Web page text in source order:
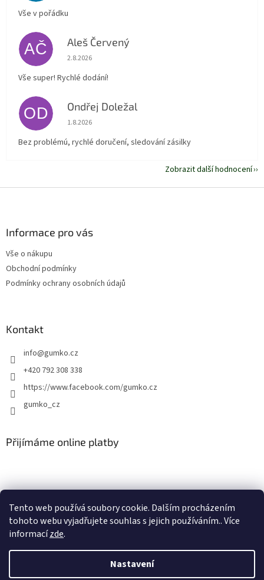
Tento web používá soubory cookie. Dalším procházením
tohoto webu vyjadřujete souhlas s jejich používáním.. Více
informacízde.
Nastavení
Vše v pořádku
AČ Aleš Červený
Hodnocení obchodu je 5 z 5 hvězdiček.
2.8.2026
Vše super! Rychlé dodání!
OD Ondřej Doležal
Hodnocení obchodu je 5 z 5 hvězdiček.
1.8.2026
Bez problémú, rychlé doručení, sledování zásilky
Zobrazit další hodnocení
Informace pro vás
Vše o nákupu
Obchodní podmínky
Podmínky ochrany osobních údajů
Kontakt
info@gumko.cz
+420 792 308 338
https://www.facebook.com/gumko.cz
gumko_cz
Přijímáme online platby
Vytvořil Shoptet
Autokoberce-zubri.cz. Všechna práva vyhrazena.